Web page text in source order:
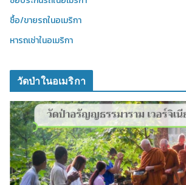
ซื้อ/ขายรถในอเมริกา
หารถเช่าในอเมริกา
วัดป่าในอเมริกา